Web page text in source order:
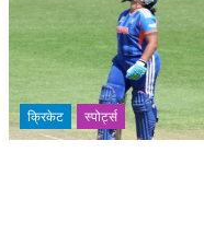
क्रिकेट ‎स्पोर्ट्स